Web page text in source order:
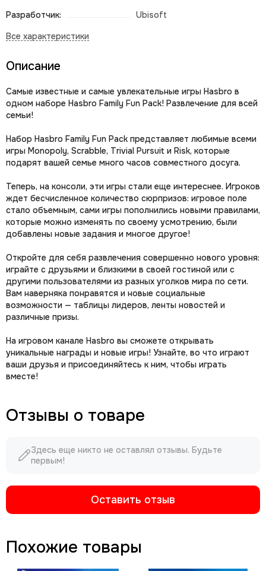
Разработчик:
Ubisoft
Описание
Самые известные и самые увлекательные игры Hasbro в
одном наборе Hasbro Family Fun Pack! Развлечение для всей
семьи!
Набор Hasbro Family Fun Pack представляет любимые всеми
игры Monopoly, Scrabble, Trivial Pursuit и Risk, которые
подарят вашей семье много часов совместного досуга.
Теперь, на консоли, эти игры стали еще интереснее. Игроков
ждет бесчисленное количество сюрпризов: игровое поле
стало объемным, сами игры пополнились новыми правилами,
которые можно изменять по своему усмотрению, были
добавлены новые задания и многое другое!
Откройте для себя развлечения совершенно нового уровня:
играйте с друзьями и близкими в своей гостиной или с
другими пользователями из разных уголков мира по сети.
Вам наверняка понравятся и новые социальные
возможности — таблицы лидеров, ленты новостей и
различные призы.
На игровом канале Hasbro вы сможете открывать
уникальные награды и новые игры! Узнайте, во что играют
ваши друзья и присоединяйтесь к ним, чтобы играть
вместе!
Отзывы о товаре
Здесь еще никто не оставлял отзывы. Будьте
первым!
Оставить отзыв
Похожие товары